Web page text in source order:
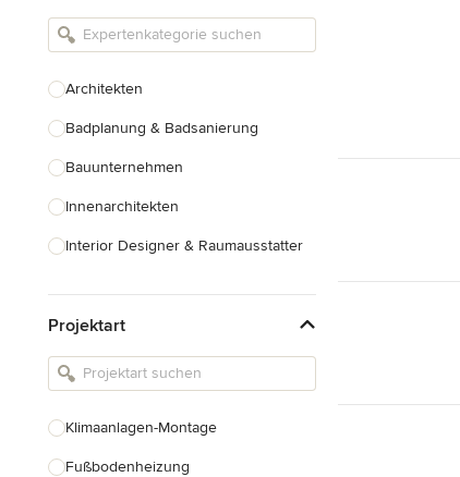
Architekten
Badplanung & Badsanierung
Bauunternehmen
Innenarchitekten
Interior Designer & Raumausstatter
Landschaftsarchitekten
Armaturen & Sanitärbedarf
Einbauschränke
Projektart
Klimaanlagen-Montage
Fußbodenheizung